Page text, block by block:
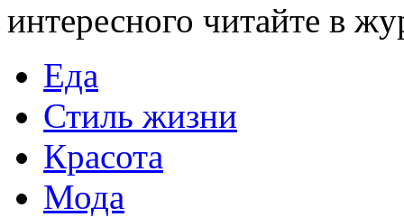
интересного читайте в
Еда
Стиль жизни
Красота
Мода